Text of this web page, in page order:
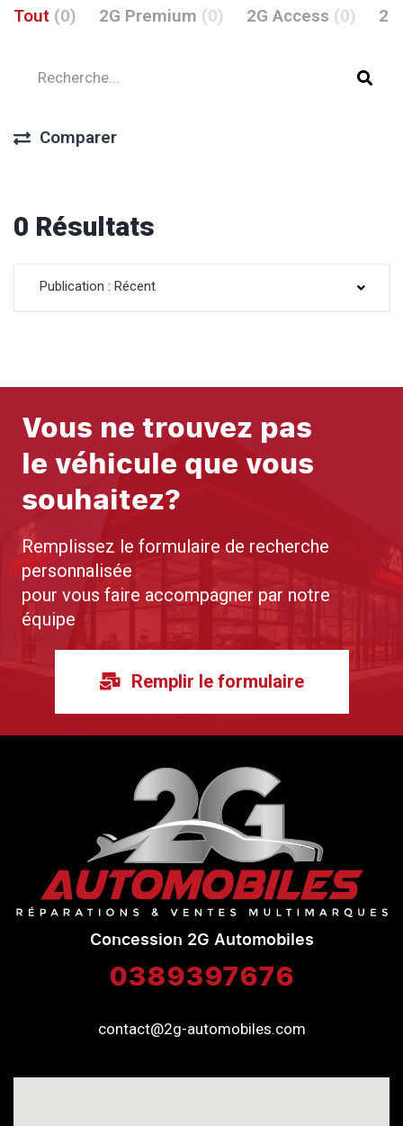
Tout (0) 2G Premium (0) 2G Access (0)
Comparer
0 Résultats
Publication : Récent
Vous ne trouvez pas
le véhicule que vous
souhaitez?
Remplissez le formulaire de recherche
personnalisée
pour vous faire accompagner par notre
équipe
Remplir le formulaire
Concession 2G Automobiles
0389397676
contact@2g-automobiles.com